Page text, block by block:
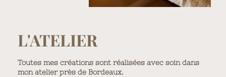
L'ATELIER
Toutes mes créations sont réalisées avec soin dans
mon atelier près de Bordeaux.